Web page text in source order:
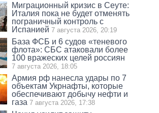
Миграционный кризис в Сеуте:
Италия пока не будет отменять
пограничный контроль с
Испанией 7 августа 2026, 20:19
База ФСБ и 6 судов «теневого
флота»: СБС атаковали более
100 вражеских целей россиян
7 августа 2026, 18:05
Армия рф нанесла удары по 7
объектам Укрнафты, которые
обеспечивают добычу нефти и
газа 7 августа 2026, 17:38